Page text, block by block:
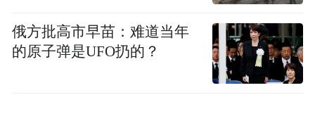
俄方批高市早苗：难道当年
的原子弹是UFO扔的？